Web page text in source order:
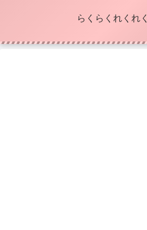
らくらくれくれく